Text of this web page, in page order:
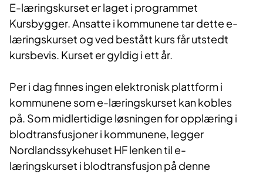
E-læringskurset er laget i programmet
Kursbygger. Ansatte i kommunene tar dette e-
læringskurset og ved bestått kurs får utstedt
kursbevis. Kurset er gyldig i ett år.
Per i dag finnes ingen elektronisk plattform i
kommunene som e-læringskurset kan kobles
på. Som midlertidige løsningen for opplæring i
blodtransfusjoner i kommunene, legger
Nordlandssykehuset HF lenken til e-
læringskurset i blodtransfusjon på denne